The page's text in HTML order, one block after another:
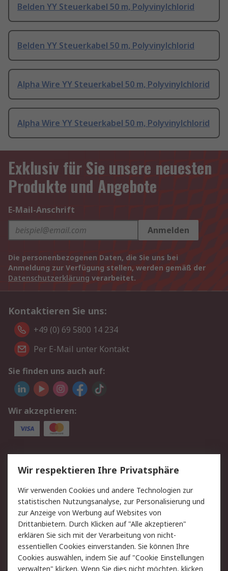
Belden YY Steuerkabel 50 m, Polyvinylchlorid
Belden YY Steuerkabel 50 m, Polyvinylchlorid
Alpha Wire YY Steuerkabel 50 m, Polyvinylchlorid
Alpha Wire YY Steuerkabel 50 m, Polyvinylchlorid
Exklusiv für Sie unsere neuesten
Produkte und Angebote
E-Mail-Anschrift
Anmelden
Die personenbezogenen Daten, die Sie uns bei
Anmeldung zur Verfügung stellen, werden gemäß der
Datenschutzerklärung verarbeitet.
Kontaktieren Sie uns:
+49 (0) 69 5800 14 234
Per E-Mail unter Kontakt
Sie finden uns auch auf:
Wir akzeptieren:
Service
Value Added Services
Lieferlösungen
Rücksendungen
Kontakt
Hilfe
Privatkunden
Rechtliches
AGB
Datenschutz
Cookie-Richtlinie
Zahlungsbedingungen
Wir respektieren Ihre Privatsphäre
Wir verwenden Cookies und andere Technologien zur
statistischen Nutzungsanalyse, zur Personalisierung und
zur Anzeige von Werbung auf Websites von
Drittanbietern. Durch Klicken auf "Alle akzeptieren"
erklären Sie sich mit der Verarbeitung von nicht-
essentiellen Cookies einverstanden. Sie können Ihre
Cookies auswählen, indem Sie auf "Cookie Einstellungen
verwalten" klicken. Wenn Sie dies nicht möchten, klicken